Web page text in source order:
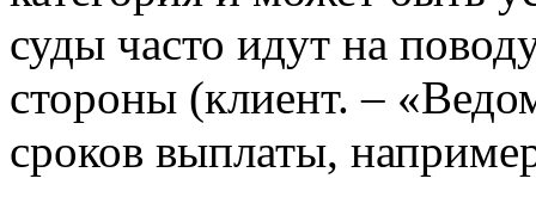
суды часто идут на
стороны (клиент. –
сроков выплаты,